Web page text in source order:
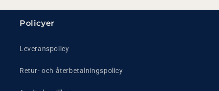
Policyer
Leveranspolicy
Retur- och återbetalningspolicy